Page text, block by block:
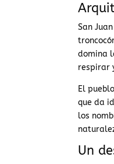
San
domina
respirar
El
que da
los
Un